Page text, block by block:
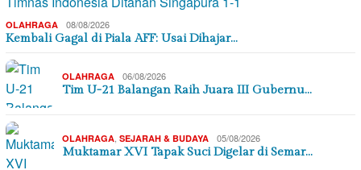
OLAHRAGA 08/08/2026
Kembali Gagal di Piala AFF: Usai Dihajar…
OLAHRAGA 06/08/2026
Tim U-21 Balangan Raih Juara III Gubernu…
OLAHRAGA, SEJARAH & BUDAYA 05/08/2026
Muktamar XVI Tapak Suci Digelar di Semar…